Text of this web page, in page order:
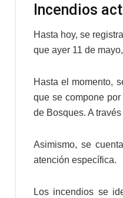
Incendios
Hasta hoy, se
que ayer 11 de
Hasta el momento,
que se compone
de Bosques. A
Asimismo, se
atención específica.
Los incendios se